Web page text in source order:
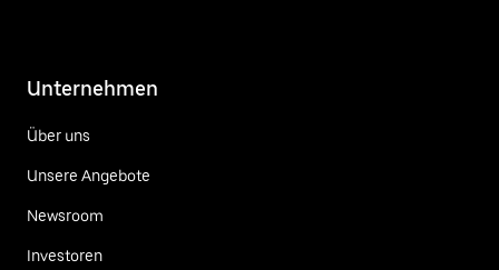
Unternehmen
Über uns
Unsere Angebote
Newsroom
Investoren